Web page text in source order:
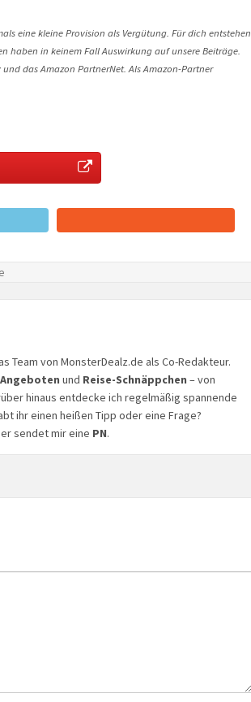
eine kleine Provision als Vergütung. Für dich entstehen
haben in keinem Fall Auswirkung auf unsere Beiträge.
das Amazon PartnerNet. Als Amazon-Partner
Team von MonsterDealz.de als Co-Redakteur.
und Reise-Schnäppchen – von
hinaus entdecke ich regelmäßig spannende
ihr einen heißen Tipp oder eine Frage?
sendet mir eine PN.